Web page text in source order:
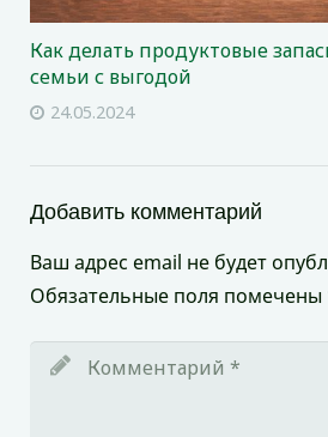
Как делать продуктовые
семьи с выгодой
24.05.2024
Добавить комментарий
Ваш адрес email не будет
Обязательные поля помечены